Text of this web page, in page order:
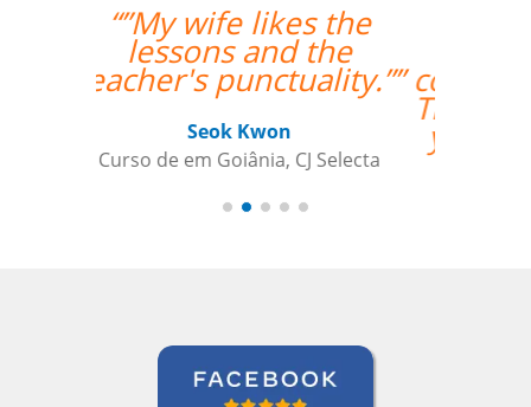
“”The lesson went
great! We will be
continuing the lessons.
Thank you so much for
your support and for
finding the best
teacher for me. ””